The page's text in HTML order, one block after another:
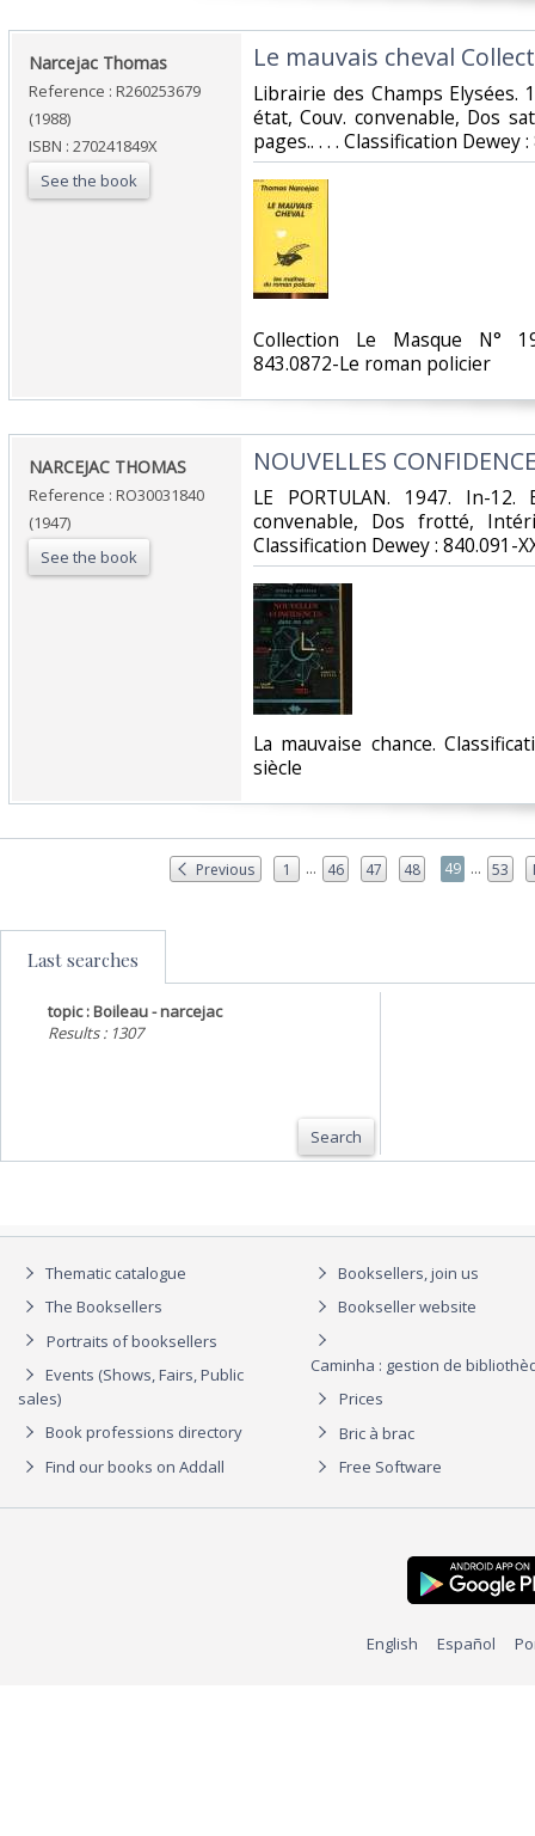
‎Narcejac Thomas‎
Reference : R260253679
(1988)
ISBN : 270241849X
See the book
‎Le mauvais cheval
‎Librairie des Champs Elysées.
état, Couv. convenable, Dos
pages.. . . . Classification
‎Collection Le Masque N°
843.0872-Le roman policier‎
‎NARCEJAC THOMAS‎
Reference : RO30031840
(1947)
See the book
‎NOUVELLES
‎LE PORTULAN. 1947. In-12.
convenable, Dos frotté,
Classification Dewey : 840.091-
‎La mauvaise chance.
siècle‎
Previous 1 ... 46 47 48 49 ... 53
Last searches
topic : Boileau - narcejac
Results : 1307
Search
Thematic catalogue
The Booksellers
Portraits of booksellers
Events (Shows, Fairs, Public
sales)
Book professions directory
Find our books on Addall
Booksellers, join us
Bookseller website
Caminha : gestion de
Prices
Bric à brac
Free Software
English Español